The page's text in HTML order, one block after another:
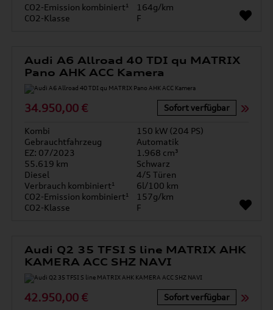
CO2-Emission kombiniert¹
164g/km
CO2-Klasse
F
Audi A6 Allroad 40 TDI qu MATRIX
Pano AHK ACC Kamera
34.950,00 € Sofort verfügbar
Kombi
150 kW (204 PS)
Gebrauchtfahrzeug
Automatik
EZ: 07/2023
1.968 cm³
55.619 km
Schwarz
Diesel
4/5 Türen
Verbrauch kombiniert¹
6l/100 km
CO2-Emission kombiniert¹
157g/km
CO2-Klasse
F
Audi Q2 35 TFSI S line MATRIX AHK
KAMERA ACC SHZ NAVI
42.950,00 € Sofort verfügbar